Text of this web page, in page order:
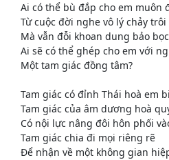
Ai có thể bù đắp cho em muôn
Từ cuộc đời nghe vô lý chảy trôi
Mà vẫn đỗi khoan dung bảo
Ai sẽ có thể ghép cho em với
Một tam giác đồng tâm?
Tam giác có đỉnh Thái hoà em
Tam giác của âm dương hoà
Có nội lực nâng đôi hôn phối
Tam giác chia đi mọi riêng rẽ
Để nhận về một không gian